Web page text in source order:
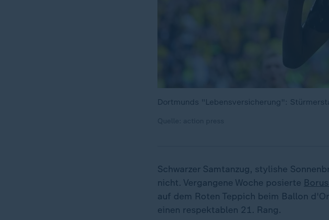
Dortmunds "Lebensversicherung":
Schwarzer Samtanzug, stylishe
nicht. Vergangene Woche posierte
auf dem Roten Teppich beim Ballon
einen respektablen 21. Rang.